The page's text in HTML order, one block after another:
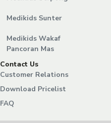
Medikids Sunter
Medikids Wakaf
Pancoran Mas
Contact Us
Customer Relations
Download Pricelist
FAQ